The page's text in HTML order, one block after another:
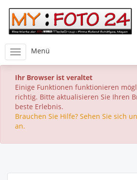
Menü
Ihr Browser ist veraltet
Einige Funktionen funktionieren
richtig. Bitte aktualisieren Sie Ihren
beste Erlebnis.
Brauchen Sie Hilfe? Sehen Sie sich
an.